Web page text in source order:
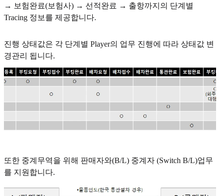
→ 보험완료(보험사) → 선적완료 → 출항까지의 단계별
Tracing 정보를 제공합니다.
진행 상태값은 각 단계별 Player의 업무 진행에 따라 상태값 변
경관리 됩니다.
또한 중계무역을 위해 판매자와(B/L) 중계자 (Switch B/L)업무
를 지원합니다.